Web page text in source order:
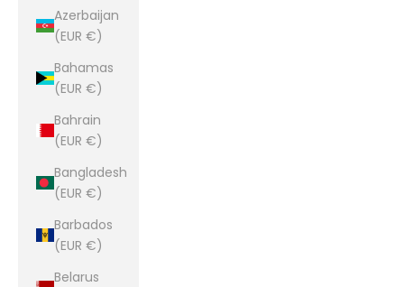
Azerbaijan
(EUR €)
Bahamas
(EUR €)
Bahrain
(EUR €)
Bangladesh
(EUR €)
Barbados
(EUR €)
Belarus